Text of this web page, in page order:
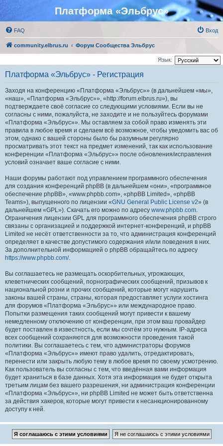
Платформа «Эльбрус»
FAQ Вход
community.elbrus.ru Форум Сообщества Эльбрус
Язык:
Платформа «Эльбрус» - Регистрация
Заходя на конференцию «Платформа «Эльбрус»» (в дальнейшем «мы»,
«наш», «Платформа «Эльбрус»», «http://forum.elbrus.ru»), вы
подтверждаете своё согласие со следующими условиями. Если вы не
согласны с ними, пожалуйста, не заходите и не пользуйтесь форумами
«Платформа «Эльбрус»». Мы оставляем за собой право изменять эти
правила в любое время и сделаем всё возможное, чтобы уведомить вас об
этом, однако с вашей стороны было бы разумным регулярно
просматривать этот текст на предмет изменений, так как использование
конференции «Платформа «Эльбрус»» после обновления/исправления
условий означает ваше согласие с ними.
Наши форумы работают под управлением программного обеспечения
для создания конференций phpBB (в дальнейшем «они», «программное
обеспечение phpBB», «www.phpbb.com», «phpBB Limited», «phpBB
Teams»), выпущенного по лицензии «GNU General Public License v2» (в
дальнейшем «GPL»). Скачать его можно по адресу www.phpbb.com.
Ограничения лицензии GPL для программного обеспечения phpBB строго
связаны с организацией и поддержкой интернет-конференций, и phpBB
Limited не несёт ответственности за то, что администрация конференций
определяет в качестве допустимого содержания и/или поведения в них.
За дополнительной информацией о phpBB обращайтесь по адресу
https://www.phpbb.com/.
Вы соглашаетесь не размещать оскорбительных, угрожающих,
клеветнических сообщений, порнографических сообщений, призывов к
национальной розни и прочих сообщений, которые могут нарушить
законы вашей страны, страны, которая предоставляет услуги хостинга
для форумов «Платформа «Эльбрус»» или международное право.
Попытки размещения таких сообщений могут привести к вашему
немедленному отключению от конференции, при этом ваш провайдер
будет поставлен в известность, если мы сочтём это нужным. IP-адреса
всех сообщений сохраняются для возможности проведения такой
политики. Вы соглашаетесь с тем, что администраторы форумов
«Платформа «Эльбрус»» имеют право удалить, отредактировать,
перенести или закрыть любую тему в любое время по своему усмотрению.
Как пользователь вы согласны с тем, что введённая вами информация
будет храниться в базе данных. Хотя эта информация не будет открыта
третьим лицам без вашего разрешения, ни администрация конференции
«Платформа «Эльбрус»», ни phpBB Limited не может быть ответственна
за действия хакеров, которые могут привести к несанкционированному
доступу к ней.